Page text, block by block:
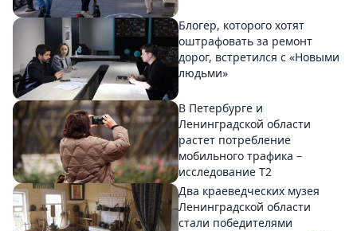
Блогер, которого хотят
оштрафовать за ремонт
дорог, встретился с «Новыми
людьми»
В Петербурге и
Ленинградской области
растет потребление
мобильного трафика –
исследование T2
Два краеведческих музея
Ленинградской области
стали победителями